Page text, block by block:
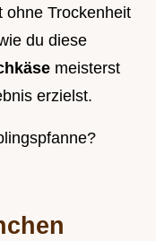
ohne Trockenheit
du diese
meisterst
erzielst.